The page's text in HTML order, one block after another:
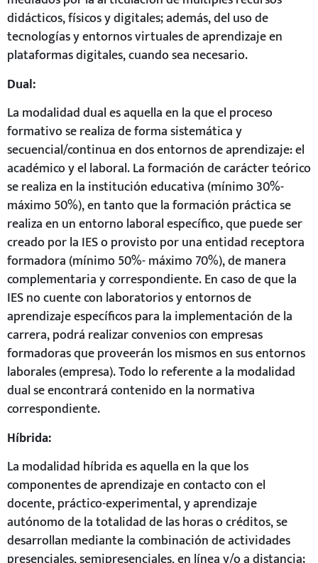
didácticos, físicos y digitales; además, del uso de
tecnologías y entornos virtuales de aprendizaje en
plataformas digitales, cuando sea necesario.
Dual:
La modalidad dual es aquella en la que el proceso
formativo se realiza de forma sistemática y
secuencial/continua en dos entornos de aprendizaje: el
académico y el laboral. La formación de carácter teórico
se realiza en la institución educativa (mínimo 30%-
máximo 50%), en tanto que la formación práctica se
realiza en un entorno laboral específico, que puede ser
creado por la IES o provisto por una entidad receptora
formadora (mínimo 50%- máximo 70%), de manera
complementaria y correspondiente. En caso de que la
IES no cuente con laboratorios y entornos de
aprendizaje específicos para la implementación de la
carrera, podrá realizar convenios con empresas
formadoras que proveerán los mismos en sus entornos
laborales (empresa). Todo lo referente a la modalidad
dual se encontrará contenido en la normativa
correspondiente.
Híbrida:
La modalidad híbrida es aquella en la que los
componentes de aprendizaje en contacto con el
docente, práctico-experimental, y aprendizaje
autónomo de la totalidad de las horas o créditos, se
desarrollan mediante la combinación de actividades